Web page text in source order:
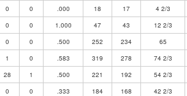
0 0 .000 18 17 4 2/3
0 0 1.000 47 43 12 2/3
0 0 .500 252 234 65
1 0 .583 319 278 74 2/3
28 1 .500 221 192 54 2/3
0 0 .333 184 168 42 2/3